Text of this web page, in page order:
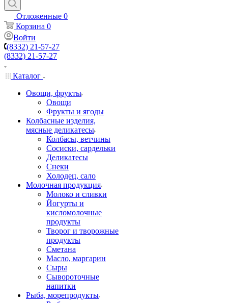
Отложенные 0
Корзина 0
Войти
(8332) 21-57-27
(8332) 21-57-27
Каталог
Овощи, фрукты
Овощи
Фрукты и ягоды
Колбасные изделия,
мясные деликатесы
Колбасы, ветчины
Сосиски, сардельки
Деликатесы
Снеки
Холодец, сало
Молочная продукция
Молоко и сливки
Йогурты и
кисломолочные
продукты
Творог и творожные
продукты
Сметана
Масло, маргарин
Сыры
Сывороточные
напитки
Рыба, морепродукты